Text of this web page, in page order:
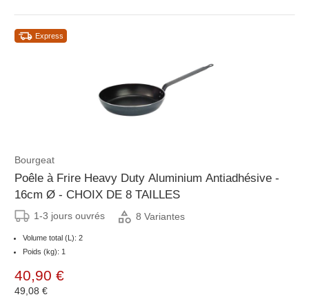
Express
Bourgeat
Poêle à Frire Heavy Duty Aluminium Antiadhésive -
16cm Ø - CHOIX DE 8 TAILLES
1-3 jours ouvrés 8 Variantes
Volume total (L): 2
Poids (kg): 1
40,90 €
49,08 €